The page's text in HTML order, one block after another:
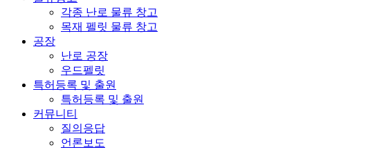
각종 난로 물류 창고
목재 펠릿 물류 창고
공장
난로 공장
우드펠릿
특허등록 및 출원
특허등록 및 출원
커뮤니티
질의응답
언론보도